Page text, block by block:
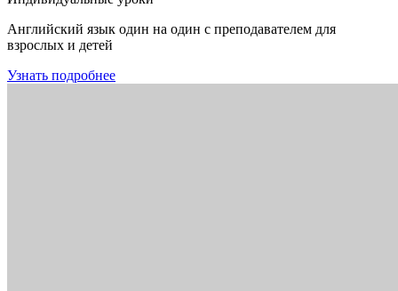
Английский язык один на один с преподавателем для
взрослых и детей
Узнать подробнее